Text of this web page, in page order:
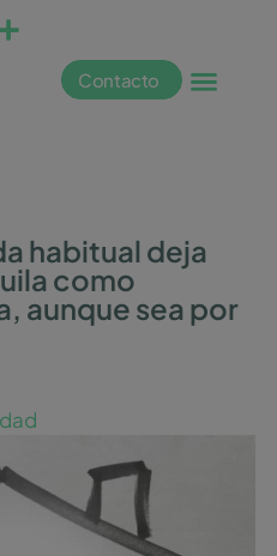
Contacto
habitual deja
como
aunque sea por